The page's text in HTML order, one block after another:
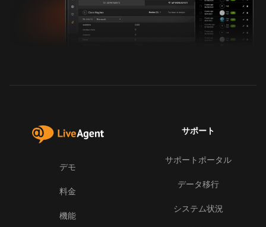
デモ
料金
機能
サポート
サポートポータル
データ移行
システム状況